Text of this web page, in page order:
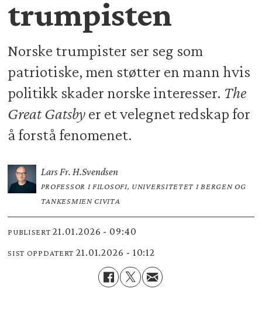
trumpisten
Norske trumpister ser seg som
patriotiske, men støtter en mann hvis
politikk skader norske interesser. The
Great Gatsbyer et velegnet redskap for
å forstå fenomenet.
Lars Fr. H.Svendsen
PROFESSOR I FILOSOFI, UNIVERSITETET I BERGEN OG
TANKESMIEN CIVITA
PUBLISERT 21.01.2026 - 09:40
SIST OPPDATERT 21.01.2026 - 10:12